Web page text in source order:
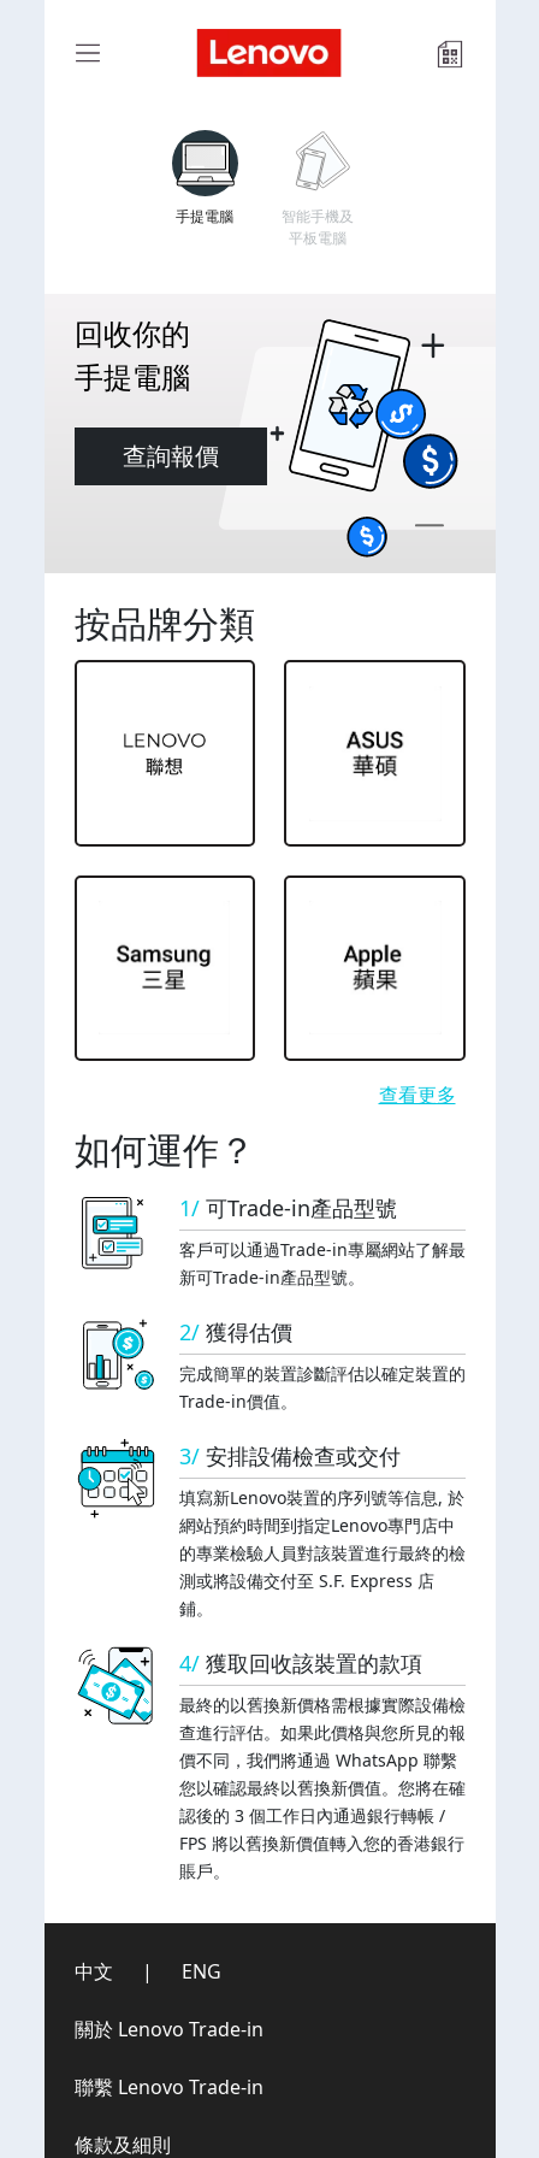
手提電腦
智能手機及
平板電腦
回收你的
手提電腦
查詢報價
按品牌分類
查看更多
如何運作？
1/ 可Trade-in產品型號
客戶可以通過Trade-in專屬網站了解最
新可Trade-in產品型號。
2/ 獲得估價
完成簡單的裝置診斷評估以確定裝置的
Trade-in價值。
3/ 安排設備檢查或交付
填寫新Lenovo裝置的序列號等信息, 於
網站預約時間到指定Lenovo專門店中
的專業檢驗人員對該裝置進行最終的檢
測或將設備交付至 S.F. Express 店
鋪。
4/ 獲取回收該裝置的款項
最終的以舊換新價格需根據實際設備檢
查進行評估。如果此價格與您所見的報
價不同，我們將通過 WhatsApp 聯繫
您以確認最終以舊換新價值。您將在確
認後的 3 個工作日內通過銀行轉帳 /
FPS 將以舊換新價值轉入您的香港銀行
賬戶。
中文 | ENG
關於 Lenovo Trade-in
聯繫 Lenovo Trade-in
條款及細則